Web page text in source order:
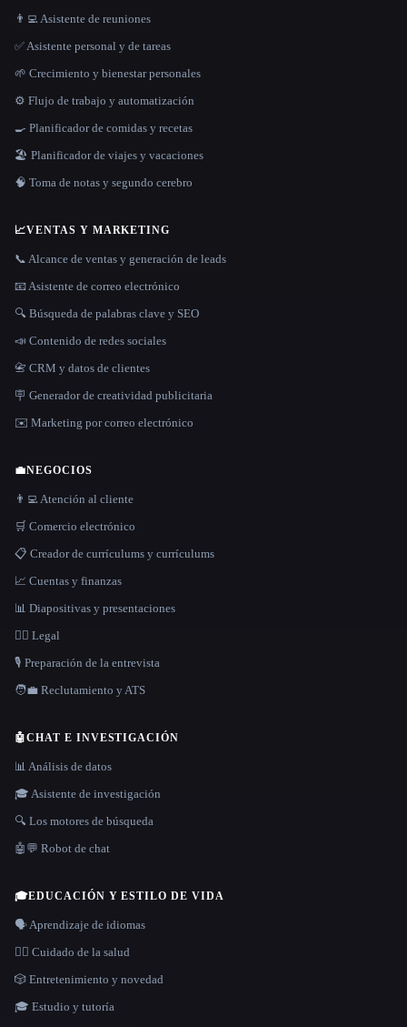
👨‍💻 Asistente de reuniones
✅ Asistente personal y de tareas
🌱 Crecimiento y bienestar personales
⚙️ Flujo de trabajo y automatización
🍳 Planificador de comidas y recetas
🏖 Planificador de viajes y vacaciones
🧠 Toma de notas y segundo cerebro
📈VENTAS Y MARKETING
📞 Alcance de ventas y generación de leads
📧 Asistente de correo electrónico
🔍 Búsqueda de palabras clave y SEO
📣 Contenido de redes sociales
📇 CRM y datos de clientes
🪧 Generador de creatividad publicitaria
✉️ Marketing por correo electrónico
💼NEGOCIOS
👨‍💻 Atención al cliente
🛒 Comercio electrónico
📋 Creador de currículums y currículums
📈 Cuentas y finanzas
📊 Diapositivas y presentaciones
👩‍⚖️ Legal
🎙️ Preparación de la entrevista
🧑‍💼 Reclutamiento y ATS
🤖CHAT E INVESTIGACIÓN
📊 Análisis de datos
🎓 Asistente de investigación
🔍 Los motores de búsqueda
🤖💬 Robot de chat
🎓EDUCACIÓN Y ESTILO DE VIDA
🗣️ Aprendizaje de idiomas
👩‍⚕️ Cuidado de la salud
🎲 Entretenimiento y novedad
🎓 Estudio y tutoría